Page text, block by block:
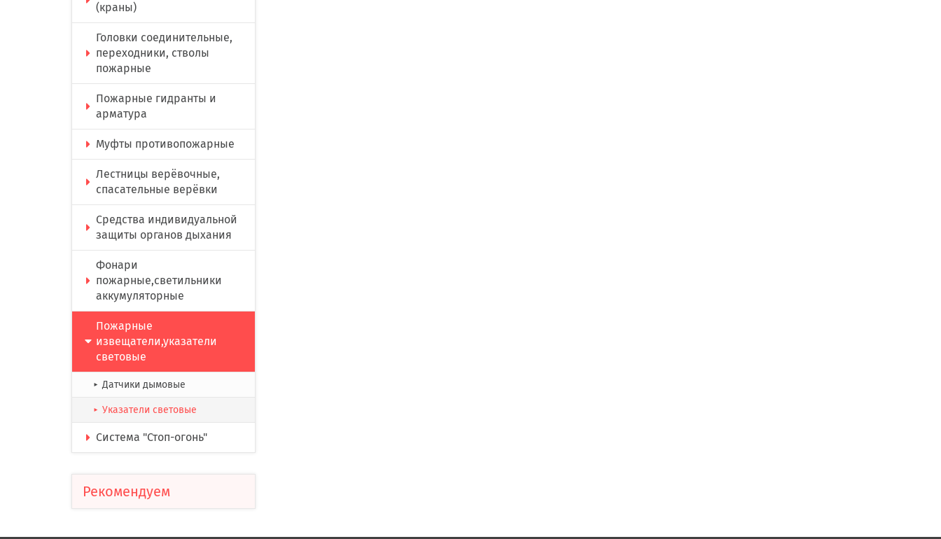
(краны)
Головки соединительные,
переходники, стволы
пожарные
Пожарные гидранты и
арматура
Муфты противопожарные
Лестницы верёвочные,
спасательные верёвки
Средства индивидуальной
защиты органов дыхания
Фонари
пожарные,светильники
аккумуляторные
Пожарные
извещатели,указатели
световые
► Датчики дымовые
► Указатели световые
Система "Стоп-огонь"
Рекомендуем